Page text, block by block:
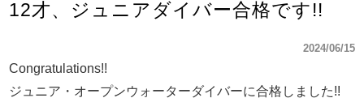
12才、ジュニアダイバー合格です!!
2024/06/15
Congratulations!!
ジュニア・オープンウォーターダイバーに合格しました!!